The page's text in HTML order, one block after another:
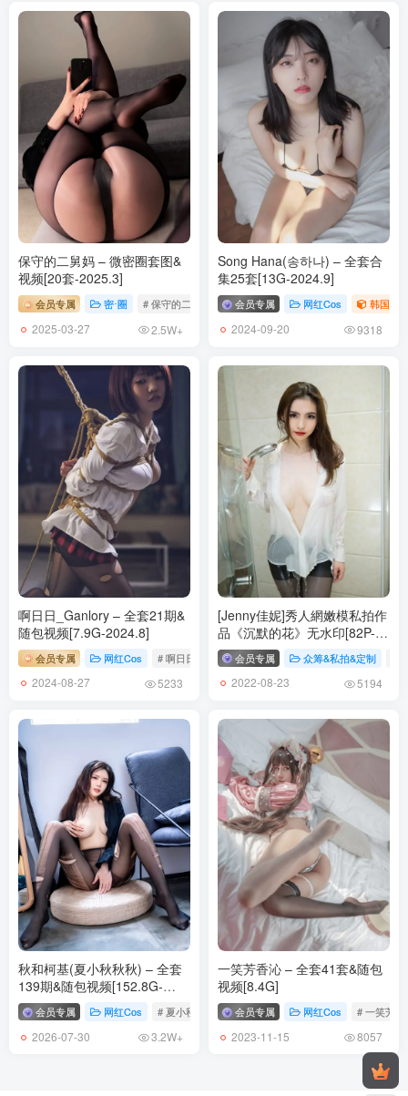
[4.25]
阿半今天很开心 – NO.018 放学后的同级生[65P-42.4M]
[3.26替换17]
阿半今天很开心 – NO.017 爱发电 喜多川+[125P-602.5M]
[3.12]
阿半今天很开心 NO.018 小恶魔[38P-181.9M]
[2024.3.11]
阿半今天很开心 NO.017 喜多川集[87P-225.7M]
[2023.4.14更1]
阿半今天很开心 NO.016 镇海 [24P-122MB]
[2022.12.9更2]
阿半今天很开心 NO.015 黑色吊带[23P-221M]
阿半今天很开心 NO.014 柴郡[42P-155.7M]
阿半今天很开心 NO.013 光辉旗袍 [33P-146MB]
阿半今天很开心 NO.012 天狼星 [43P-230MB]
阿半今天很开心 NO.011 杀生学院 [25P-65MB]
阿半今天很开心 NO.010 魅魔 [51P-182MB]
阿半今天很开心 NO.009 束缚恶魔 [34P-93MB]
阿半今天很开心 NO.008 私房 [26P-166MB]
阿半今天很开心 NO.007 女仆 [9P-31MB]
阿半今天很开心 NO.006 玛修 [20P-93MB]
阿半今天很开心 NO.005 白色肉感 [9P-30MB]
阿半今天很开心 NO.002 深海触手 [20P-170MB]
阿半今天很开心 NO.001 露背毛衣 [28P-157MB]
保守的二舅妈 – 微密圈套图&
视频[20套-2025.3]
会员专属 密⋅圈 # 保守的二舅妈
2025-03-27 2.5W+
Song Hana(송하나) – 全套合
集25套[13G-2024.9]
会员专属 网红Cos 韩国（
2024-09-20 9318
啊日日_Ganlory – 全套21期&
随包视频[7.9G-2024.8]
会员专属 网红Cos # 啊日日_Ganlory
2024-08-27 5233
[Jenny佳妮]秀人網嫩模私拍作
品《沉默的花》无水印[82P-
237MB]
会员专属 众筹&私拍&定制
2022-08-23 5194
秋和柯基(夏小秋秋秋) – 全套
139期&随包视频[152.8G-
2026.7]
会员专属 网红Cos # 夏小秋秋秋 # 秋和柯基
2026-07-30 3.2W+
一笑芳香沁 – 全套41套&随包
视频[8.4G]
会员专属 网红Cos # 一笑芳香
2023-11-15 8057